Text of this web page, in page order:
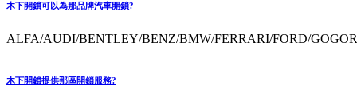
木下開鎖可以為那品牌汽車開鎖?
ALFA/AUDI/BENTLEY/BENZ/BMW/FERRARI/FORD/
木下開鎖提供那區開鎖服務?